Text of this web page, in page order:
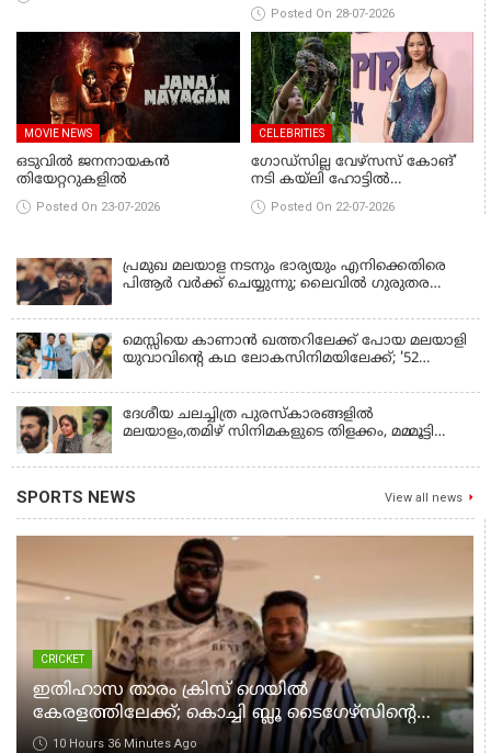
കടുത്ത സാമ്പത്തിക
പ്രതിസന്ധി, തെരുവിലും,
ഒടുവിൽ അസുഖവും; നടി
പാവല ശ്യാമള അന്തരിച്ചു
Posted On 28-07-2026
MOVIE NEWS
ഒടുവിൽ ജനനായകൻ
തിയേറ്ററുകളിൽ
Posted On 23-07-2026
CELEBRITIES
ഗോഡ്സില്ല വേഴ്സസ് കോങ്’
നടി കയ്‌ലി ഹോട്ടിൽ
വാഹനാപകടത്തിൽ മരിച്ചു,
വിയോഗം 18–ാം വയസ്സിൽ
Posted On 22-07-2026
പ്രമുഖ മലയാള നടനും ഭാര്യയും എനിക്കെതിരെ
പിആർ വർക്ക് ചെയ്യുന്നു; ലൈവിൽ ഗുരുതര
മെസ്സിയെ കാണാൻ ഖത്തറിലേക്ക് പോയ മലയാളി
യുവാവിന്റെ കഥ ലോകസിനിമയിലേക്ക്; '52
ദേശീയ ചലച്ചിത്ര പുരസ്കാരങ്ങളിൽ
മലയാളം,തമിഴ് സിനിമകളുടെ തിളക്കം, മമ്മൂട്ടി
പങ്കിട്ടു
SPORTS NEWS View all news
CRICKET
ഇതിഹാസ താരം ക്രിസ് ഗെയിൽ
കേരളത്തിലേക്ക്; കൊച്ചി ബ്ലൂ ടൈഗേഴ്സിന്റെ
മത്സരം കാണാൻ എത്തും
10 Hours 36 Minutes Ago